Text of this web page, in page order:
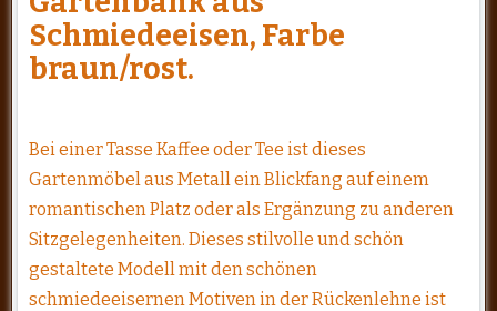
Schmiedeeisen, Farbe
braun/rost.
Bei einer Tasse Kaffee oder Tee ist dieses
Gartenmöbel aus Metall ein Blickfang auf einem
romantischen Platz oder als Ergänzung zu anderen
Sitzgelegenheiten. Dieses stilvolle und schön
gestaltete Modell mit den schönen
schmiedeeisernen Motiven in der Rückenlehne ist